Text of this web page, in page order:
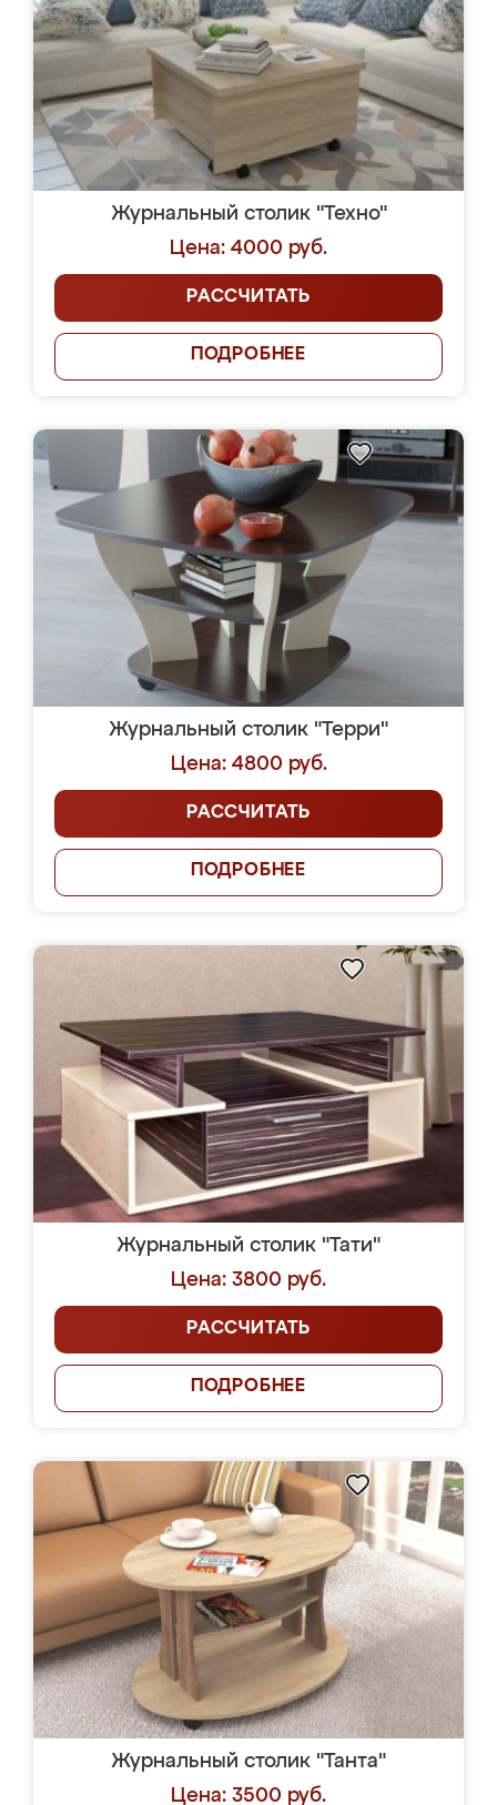
Журнальный столик "Техно"
Цена: 4000 руб.
РАССЧИТАТЬ
ПОДРОБНЕЕ
Журнальный столик "Терри"
Цена: 4800 руб.
РАССЧИТАТЬ
ПОДРОБНЕЕ
Журнальный столик "Тати"
Цена: 3800 руб.
РАССЧИТАТЬ
ПОДРОБНЕЕ
Журнальный столик "Танта"
Цена: 3500 руб.